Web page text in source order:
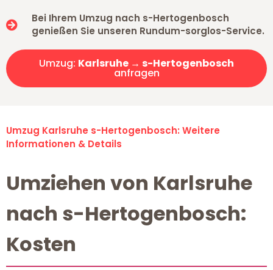
Bei Ihrem Umzug nach s-Hertogenbosch
genießen Sie unseren Rundum-sorglos-Service.
Umzug: Karlsruhe → s-Hertogenbosch
anfragen
Umzug Karlsruhe s-Hertogenbosch: Weitere
Informationen & Details
Umziehen von Karlsruhe
nach s-Hertogenbosch:
Kosten